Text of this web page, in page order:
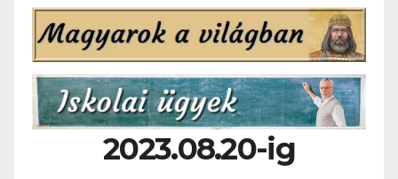
2023.08.20-ig